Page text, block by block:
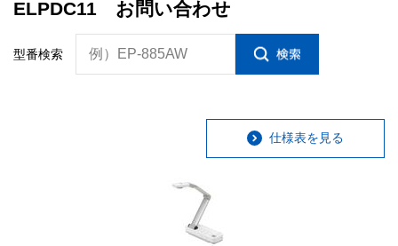
ELPDC11 お問い合わせ
型番検索 例）EP-885AW
仕様表を見る